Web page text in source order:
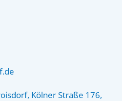
Kölner Straße 176,